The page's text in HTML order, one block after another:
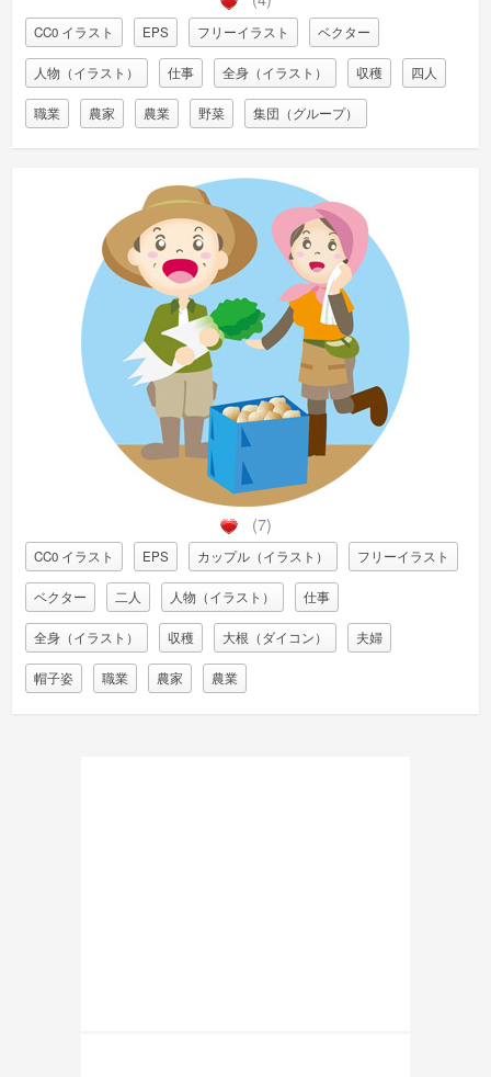
CC0 イラスト EPS フリーイラスト ベクター
人物（イラスト） 仕事 全身（イラスト） 収穫 四人
職業 農家 農業 野菜 集団（グループ）
(7)
CC0 イラスト EPS カップル（イラスト） フリーイラスト
ベクター 二人 人物（イラスト） 仕事
全身（イラスト） 収穫 大根（ダイコン） 夫婦
帽子姿 職業 農家 農業